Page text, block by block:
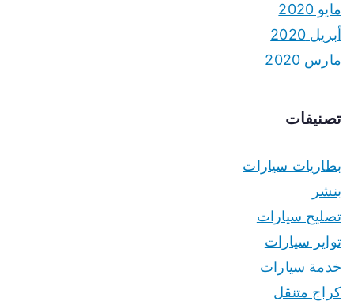
مايو 2020
أبريل 2020
مارس 2020
تصنيفات
بطاريات سيارات
بنشر
تصليح سيارات
تواير سيارات
خدمة سيارات
كراج متنقل